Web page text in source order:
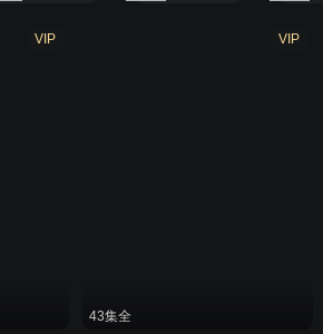
VIP VIP
43集全